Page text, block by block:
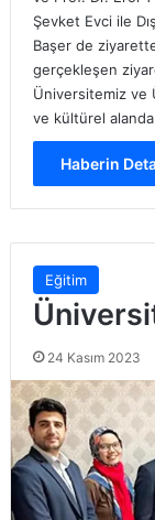
Şevket Evci ile
Başer de
gerçekleşen
Üniversitemiz ve
ve kültürel
Haberin
Eğitim
24 Kasım 2023